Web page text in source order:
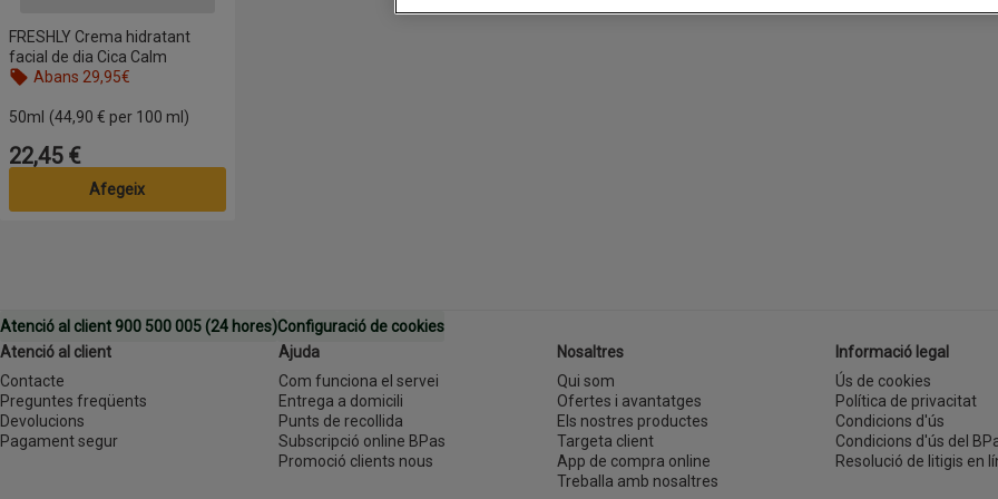
FRESHLY Crema hidratant
facial de dia Cica Calm
Abans 29,95€
50ml (44,90 € per 100 ml)
Preu
22,45 €
Afegeix
Atenció al client 900 500 005 (24 hores)Configuració de cookies
Atenció al client
Contacte
Preguntes freqüents
Devolucions
Pagament segur
Ajuda
Com funciona el servei
Entrega a domicili
Punts de recollida
Subscripció online BPas
Promoció clients nous
Nosaltres
Qui som
Ofertes i avantatges
Els nostres productes
Targeta client
App de compra online
Treballa amb nosaltres
Informació legal
Ús de cookies
Política de privacitat
Condicions d'ús
Condicions d'ús del
Resolució de litigis en